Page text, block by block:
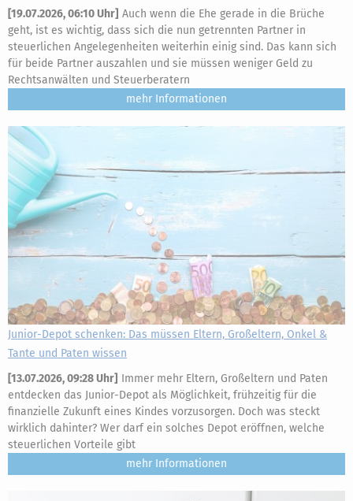
[19.07.2026, 06:10 Uhr] Auch wenn die Ehe gerade in die Brüche
geht, ist es wichtig, dass sich die nun getrennten Partner in
steuerlichen Angelegenheiten weiterhin einig sind. Das kann sich
für beide Partner auszahlen und sie müssen weniger Geld zu
Rechtsanwälten und Steuerberatern
mehr
Junior-Depot schenken: Das müssen Eltern, Großeltern, Onkel &
Tante und Paten wissen
[13.07.2026, 09:28 Uhr] Immer mehr Eltern, Großeltern und Paten
entdecken das Junior-Depot als Möglichkeit, frühzeitig für die
finanzielle Zukunft eines Kindes vorzusorgen. Doch was steckt
wirklich dahinter? Wer darf ein solches Depot eröffnen, welche
steuerlichen Vorteile gibt
mehr